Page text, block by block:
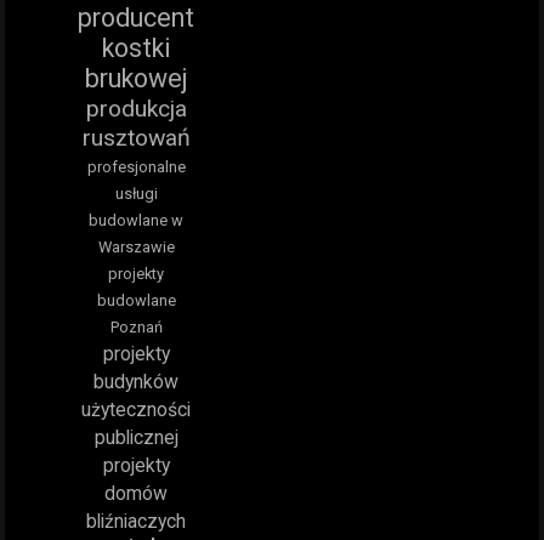
producent
kostki
brukowej
produkcja
rusztowań
profesjonalne
usługi
budowlane w
Warszawie
projekty
budowlane
Poznań
projekty
budynków
użyteczności
publicznej
projekty
domów
bliźniaczych